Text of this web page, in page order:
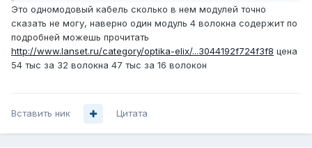
Это одномодовый кабель сколько в нем модулей точно
сказать не могу, наверно один модуль 4 волокна содержит по
подробней можешь прочитать
http://www.lanset.ru/category/optika-elix/...3044192f724f3f8 цена
54 тыс за 32 волокна 47 тыс за 16 волокон
Вставить ник Цитата